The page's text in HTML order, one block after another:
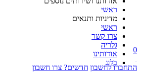
ראשי
מדיניות ותנאים
ראשי
צרו קשר
גלריה
אודותינו
בלוג
0
התחברו לחשבון חדשים? צרו חשבון